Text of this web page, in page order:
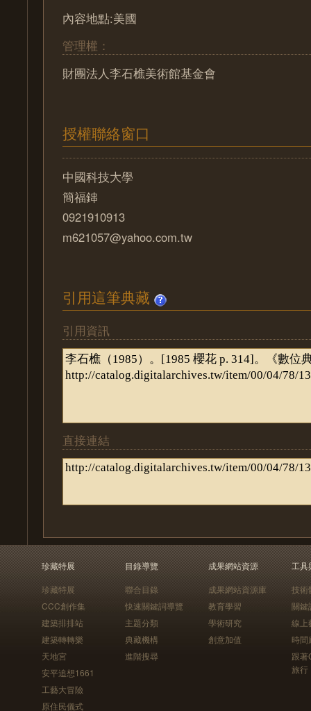
內容地點:美國
管理權：
財團法人李石樵美術館基金會
授權聯絡窗口
中國科技大學
簡福鋛
0921910913
m621057@yahoo.com.tw
引用這筆典藏
引用資訊
直接連結
珍藏特展
珍藏特展
CCC創作集
建築排排站
建築轉轉樂
天地宮
安平追想1661
工藝大冒險
原住民儀式
目錄導覽
聯合目錄
快速關鍵詞導覽
主題分類
典藏機構
進階搜尋
成果網站資源
成果網站資源庫
教育學習
學術研究
創意加值
工具
技術
關鍵
線上
時間
跟
旅行